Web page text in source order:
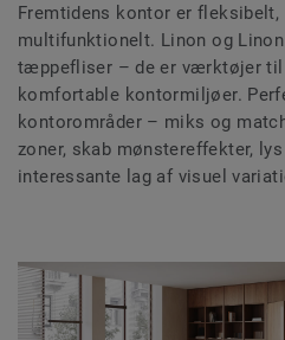
Fremtidens kontor er
multifunktionelt. Linon og
tæppefliser – de er værktøjer til
komfortable kontormiljøer.
kontorområder – miks og
zoner, skab mønstereffekter,
interessante lag af visuel